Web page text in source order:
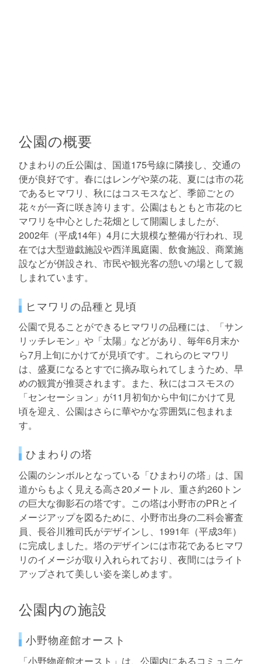
公園の概要
ひまわりの丘公園は、国道175号線に隣接し、交通の
便が良好です。春にはレンゲや菜の花、夏には市の花
であるヒマワリ、秋にはコスモスなど、季節ごとの
花々が一斉に咲き誇ります。公園はもともと市花のヒ
マワリを中心とした花畑として開園しましたが、
2002年（平成14年）4月に大規模な整備が行われ、現
在では大型遊戯施設や西洋風庭園、飲食施設、商業施
設などが併設され、市民や観光客の憩いの場として親
しまれています。
ヒマワリの品種と見頃
公園で見ることができるヒマワリの品種には、「サン
リッチレモン」や「太陽」などがあり、毎年6月末か
ら7月上旬にかけてが見頃です。これらのヒマワリ
は、盛夏になるとすでに摘み取られてしまうため、早
めの観賞が推奨されます。また、秋にはコスモスの
「センセーション」が11月初旬から中旬にかけて見
頃を迎え、公園はさらに華やかな雰囲気に包まれま
す。
ひまわりの塔
公園のシンボルとなっている「ひまわりの塔」は、国
道からもよく見える高さ20メートル、重さ約260トン
の巨大な御影石の塔です。この塔は小野市のPRとイ
メージアップを図るために、小野市出身の二科会審査
員、長谷川雅司氏がデザインし、1991年（平成3年）
に完成しました。塔のデザインには市花であるヒマワ
リのイメージが取り入れられており、夜間にはライト
アップされて美しい姿を楽しめます。
公園内の施設
小野物産館オースト
「小野物産館オースト」は、公園内にあるコミュニケ